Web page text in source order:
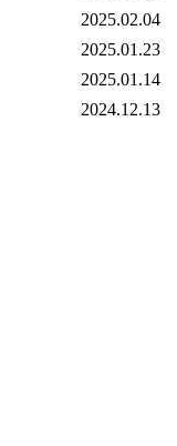
2025.02.04
2025.01.23
2025.01.14
2024.12.13